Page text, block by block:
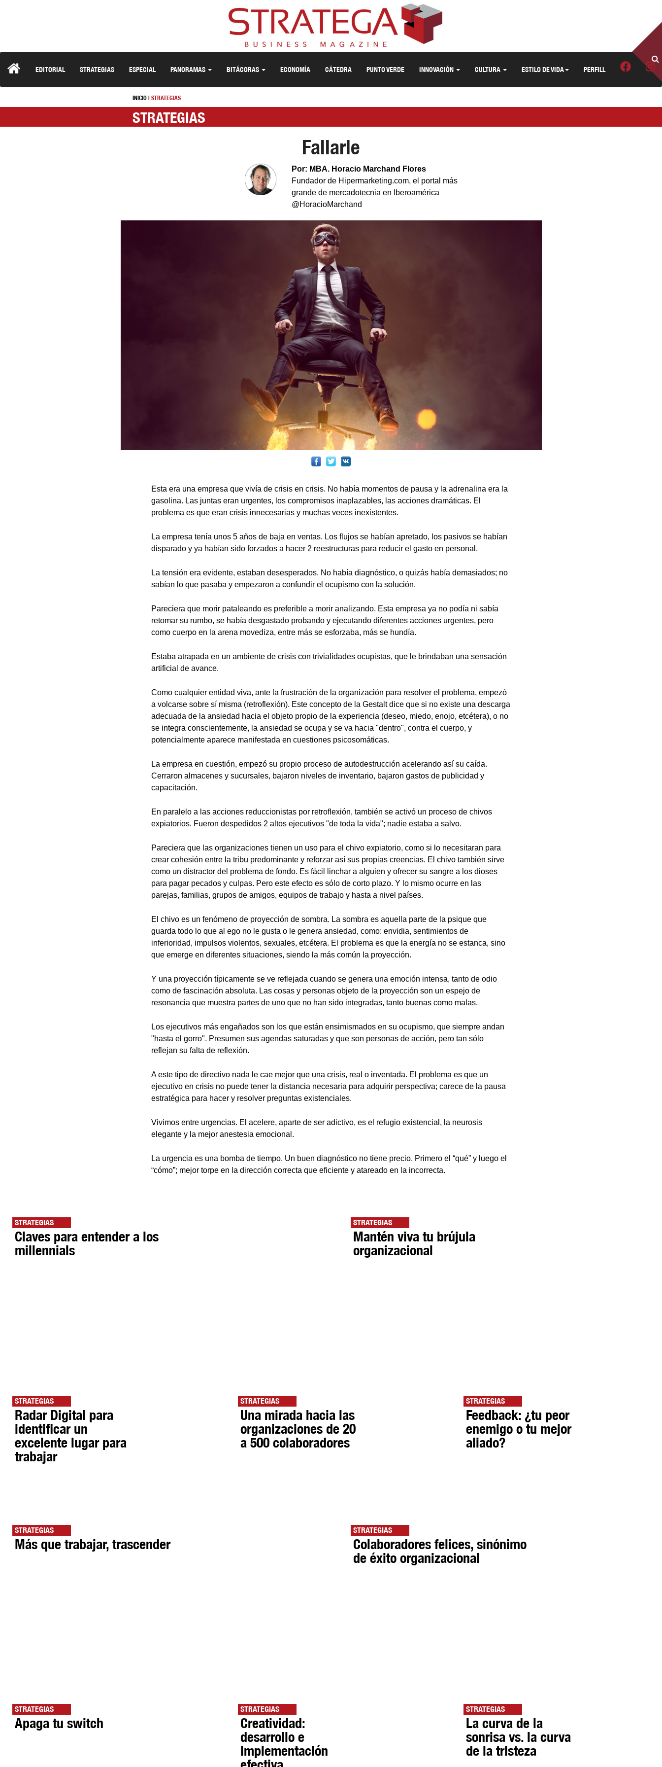
EDITORIAL STRATEGIAS ESPECIAL PANORAMAS BITÁCORAS ECONOMÍA CÁTEDRA PUNTO VERDE INNOVACIÓN CULTURA ESTILO DE VIDA PERFILL
INICIO| STRATEGIAS
STRATEGIAS
Fallarle
Por: MBA. Horacio Marchand Flores
Fundador de Hipermarketing.com, el portal más
grande de mercadotecnia en Iberoamérica
@HoracioMarchand
Esta era una empresa que vivía de crisis en crisis. No había momentos de pausa y la adrenalina era la
gasolina. Las juntas eran urgentes, los compromisos inaplazables, las acciones dramáticas. El
problema es que eran crisis innecesarias y muchas veces inexistentes.
La empresa tenía unos 5 años de baja en ventas. Los flujos se habían apretado, los pasivos se habían
disparado y ya habían sido forzados a hacer 2 reestructuras para reducir el gasto en personal.
La tensión era evidente, estaban desesperados. No había diagnóstico, o quizás había demasiados; no
sabían lo que pasaba y empezaron a confundir el ocupismo con la solución.
Pareciera que morir pataleando es preferible a morir analizando. Esta empresa ya no podía ni sabía
retomar su rumbo, se había desgastado probando y ejecutando diferentes acciones urgentes, pero
como cuerpo en la arena movediza, entre más se esforzaba, más se hundía.
Estaba atrapada en un ambiente de crisis con trivialidades ocupistas, que le brindaban una sensación
artificial de avance.
Como cualquier entidad viva, ante la frustración de la organización para resolver el problema, empezó
a volcarse sobre sí misma (retroflexión). Este concepto de la Gestalt dice que si no existe una descarga
adecuada de la ansiedad hacia el objeto propio de la experiencia (deseo, miedo, enojo, etcétera), o no
se integra conscientemente, la ansiedad se ocupa y se va hacia "dentro", contra el cuerpo, y
potencialmente aparece manifestada en cuestiones psicosomáticas.
La empresa en cuestión, empezó su propio proceso de autodestrucción acelerando así su caída.
Cerraron almacenes y sucursales, bajaron niveles de inventario, bajaron gastos de publicidad y
capacitación.
En paralelo a las acciones reduccionistas por retroflexión, también se activó un proceso de chivos
expiatorios. Fueron despedidos 2 altos ejecutivos "de toda la vida"; nadie estaba a salvo.
Pareciera que las organizaciones tienen un uso para el chivo expiatorio, como si lo necesitaran para
crear cohesión entre la tribu predominante y reforzar así sus propias creencias. El chivo también sirve
como un distractor del problema de fondo. Es fácil linchar a alguien y ofrecer su sangre a los dioses
para pagar pecados y culpas. Pero este efecto es sólo de corto plazo. Y lo mismo ocurre en las
parejas, familias, grupos de amigos, equipos de trabajo y hasta a nivel países.
El chivo es un fenómeno de proyección de sombra. La sombra es aquella parte de la psique que
guarda todo lo que al ego no le gusta o le genera ansiedad, como: envidia, sentimientos de
inferioridad, impulsos violentos, sexuales, etcétera. El problema es que la energía no se estanca, sino
que emerge en diferentes situaciones, siendo la más común la proyección.
Y una proyección típicamente se ve reflejada cuando se genera una emoción intensa, tanto de odio
como de fascinación absoluta. Las cosas y personas objeto de la proyección son un espejo de
resonancia que muestra partes de uno que no han sido integradas, tanto buenas como malas.
Los ejecutivos más engañados son los que están ensimismados en su ocupismo, que siempre andan
"hasta el gorro". Presumen sus agendas saturadas y que son personas de acción, pero tan sólo
reflejan su falta de reflexión.
A este tipo de directivo nada le cae mejor que una crisis, real o inventada. El problema es que un
ejecutivo en crisis no puede tener la distancia necesaria para adquirir perspectiva; carece de la pausa
estratégica para hacer y resolver preguntas existenciales.
Vivimos entre urgencias. El acelere, aparte de ser adictivo, es el refugio existencial, la neurosis
elegante y la mejor anestesia emocional.
La urgencia es una bomba de tiempo. Un buen diagnóstico no tiene precio. Primero el “qué” y luego el
“cómo”; mejor torpe en la dirección correcta que eficiente y atareado en la incorrecta.
STRATEGIAS
Claves para entender a los
millennials
STRATEGIAS
Mantén viva tu brújula
organizacional
STRATEGIAS
Radar Digital para
identificar un
excelente lugar para
trabajar
STRATEGIAS
Una mirada hacia las
organizaciones de 20
a 500 colaboradores
STRATEGIAS
Feedback: ¿tu peor
enemigo o tu mejor
aliado?
STRATEGIAS
Más que trabajar, trascender
STRATEGIAS
Colaboradores felices, sinónimo
de éxito organizacional
STRATEGIAS
Apaga tu switch
STRATEGIAS
Creatividad:
desarrollo e
implementación
STRATEGIAS
La curva de la
sonrisa vs. la curva
de la tristeza